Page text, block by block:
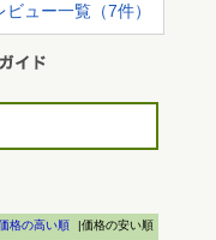
ビュー一覧（7件）
格の高い順 |価格の安い順